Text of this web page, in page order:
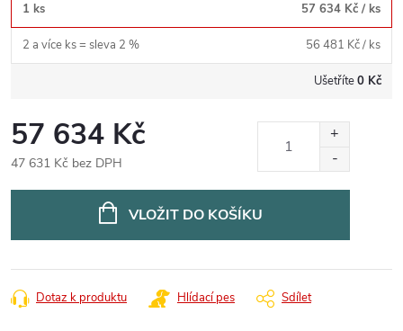
1 ks 57 634 Kč / ks
2 a více ks = sleva 2 % 56 481 Kč/ ks
Ušetříte0 Kč
57 634 Kč
47 631 Kč bez DPH
VLOŽIT DO KOŠÍKU
Dotaz k produktu Hlídací pes Sdílet